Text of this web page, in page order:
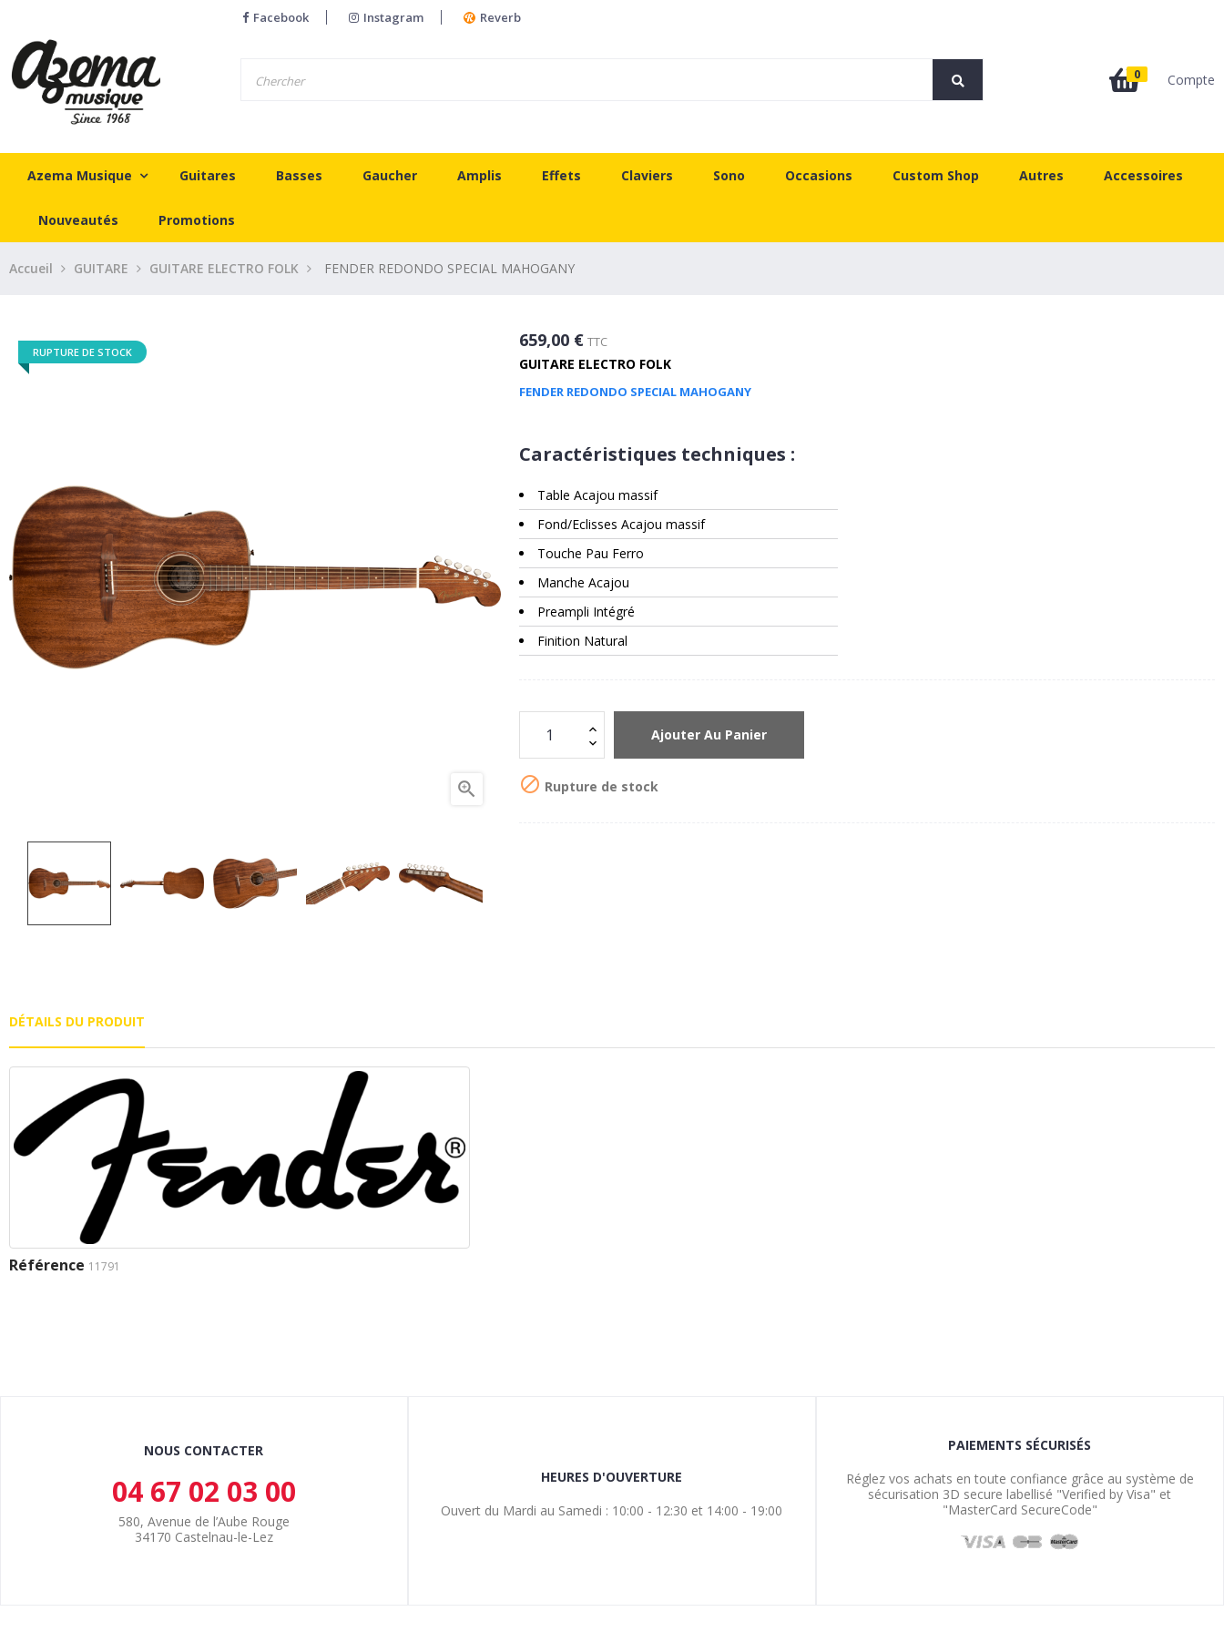
Facebook Instagram Reverb
0 Compte
Azema Musique Guitares Basses Gaucher Amplis Effets Claviers Sono Occasions Custom Shop Autres Accessoires
Nouveautés Promotions
Accueil GUITARE GUITARE ELECTRO FOLK FENDER REDONDO SPECIAL MAHOGANY
RUPTURE DE STOCK

659,00 € TTC
GUITARE ELECTRO FOLK
FENDER REDONDO SPECIAL MAHOGANY
Caractéristiques techniques :
Table Acajou massif
Fond/Eclisses Acajou massif
Touche Pau Ferro
Manche Acajou
Preampli Intégré
Finition Natural
Ajouter Au Panier
 Rupture de stock
DÉTAILS DU PRODUIT
Référence 11791
NOUS CONTACTER
04 67 02 03 00
580, Avenue de l’Aube Rouge
34170 Castelnau-le-Lez
HEURES D'OUVERTURE
Ouvert du Mardi au Samedi : 10:00 - 12:30 et 14:00 - 19:00
PAIEMENTS SÉCURISÉS
Réglez vos achats en toute confiance grâce au système de
sécurisation 3D secure labellisé "Verified by Visa" et
"MasterCard SecureCode"